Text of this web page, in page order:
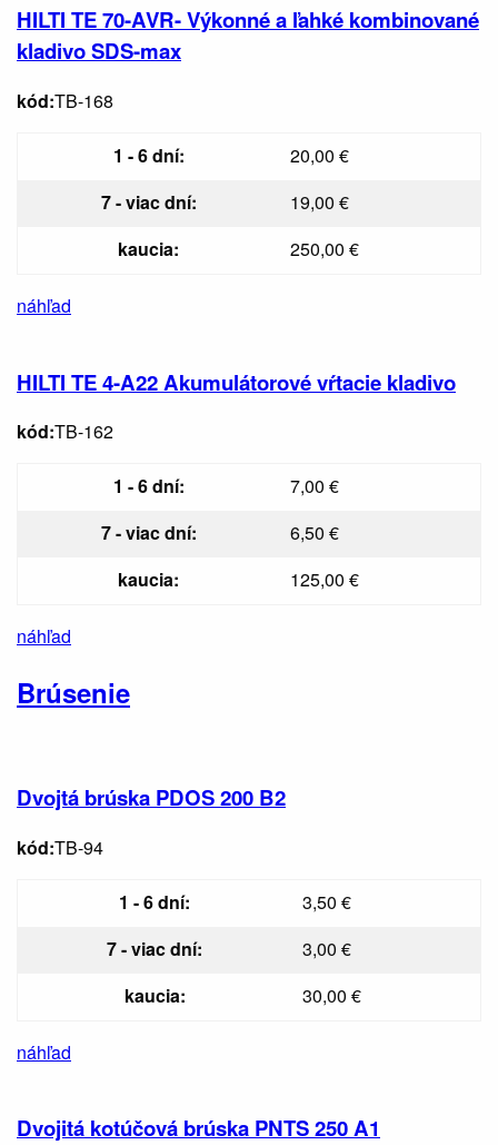
HILTI TE 70-AVR- Výkonné a ľahké kombinované
kladivo SDS-max
kód:TB-168
1 - 6 dní:
20,00 €
7 - viac dní:
19,00 €
kaucia:
250,00 €
náhľad
HILTI TE 4-A22 Akumulátorové vŕtacie kladivo
kód:TB-162
1 - 6 dní:
7,00 €
7 - viac dní:
6,50 €
kaucia:
125,00 €
náhľad
Brúsenie
Dvojtá brúska PDOS 200 B2
kód:TB-94
1 - 6 dní:
3,50 €
7 - viac dní:
3,00 €
kaucia:
30,00 €
náhľad
Dvojitá kotúčová brúska PNTS 250 A1